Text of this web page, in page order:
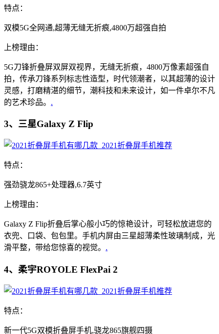
特点：
双模5G全网通,超薄无缝无折痕,4800万超强自拍
上榜理由：
5G刀锋折叠屏双屏双视界，无缝无折痕，4800万像素超强自
拍，传承刀锋系列标志性造型，时代领潮者，以其超薄的设计
灵感，打磨精湛的细节，潮科技和未来设计，如一件卓尔不凡
的艺术珍品。 .
3、三星Galaxy Z Flip
特点：
强劲骁龙865+处理器,6.7英寸
上榜理由：
Galaxy Z Flip折叠后掌心般小巧的惊艳设计，可轻松放进您的
衣兜、口袋、包包里。手机内屏由三星超薄柔性玻璃制成，光
滑平整，带给您惊喜的视觉。 .
4、柔宇ROYOLE FlexPai 2
特点：
新一代5G双模折叠屏手机,骁龙865旗舰四摄